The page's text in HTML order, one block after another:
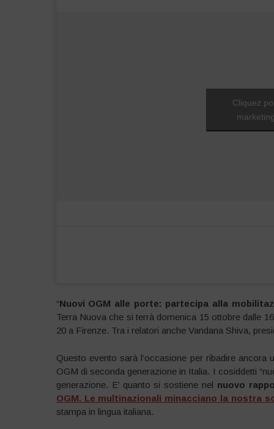
Cliquez
“Nuovi OGM alle porte: partecipa alla
Terra Nuova che si terrà domenica 15 ottobre dalle
20 a Firenze. Tra i relatori anche Vandana Shiva,
Questo evento sarà l’occasione per ribadire ancora
OGM di seconda generazione in Italia. I cosiddetti
generazione. E’ quanto si sostiene nel nuovo
OGM. Le multinazionali minacciano la nostra
stampa in lingua italiana.